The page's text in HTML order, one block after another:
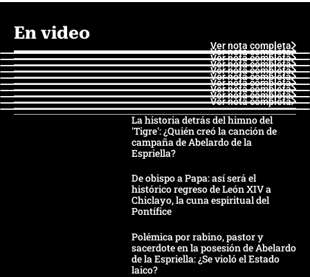
En video
Ver nota completa
Ver nota completa
Ver nota completa
Ver nota completa
Ver nota completa
Ver nota completa
Ver nota completa
Ver nota completa
Ver nota completa
Ver nota completa
La historia detrás del himno del
'Tigre': ¿Quién creó la canción de
campaña de Abelardo de la
Espriella?
De obispo a Papa: así será el
histórico regreso de León XIV a
Chiclayo, la cuna espiritual del
Pontífice
Polémica por rabino, pastor y
sacerdote en la posesión de Abelardo
de la Espriella: ¿Se violó el Estado
laico?